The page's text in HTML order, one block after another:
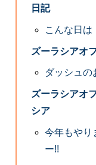
日記
こんな日は
ズーラシアオ
ダッシュの
ズーラシアオ
シア
今年もやり
ー!!